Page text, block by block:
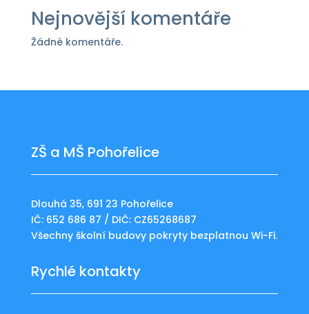
Nejnovější komentáře
Žádné komentáře.
ZŠ a MŠ Pohořelice
Dlouhá 35, 691 23 Pohořelice
IČ: 652 686 87 / DIČ: CZ65268687
Všechny školní budovy pokryty bezplatnou Wi-Fi.
Rychlé kontakty